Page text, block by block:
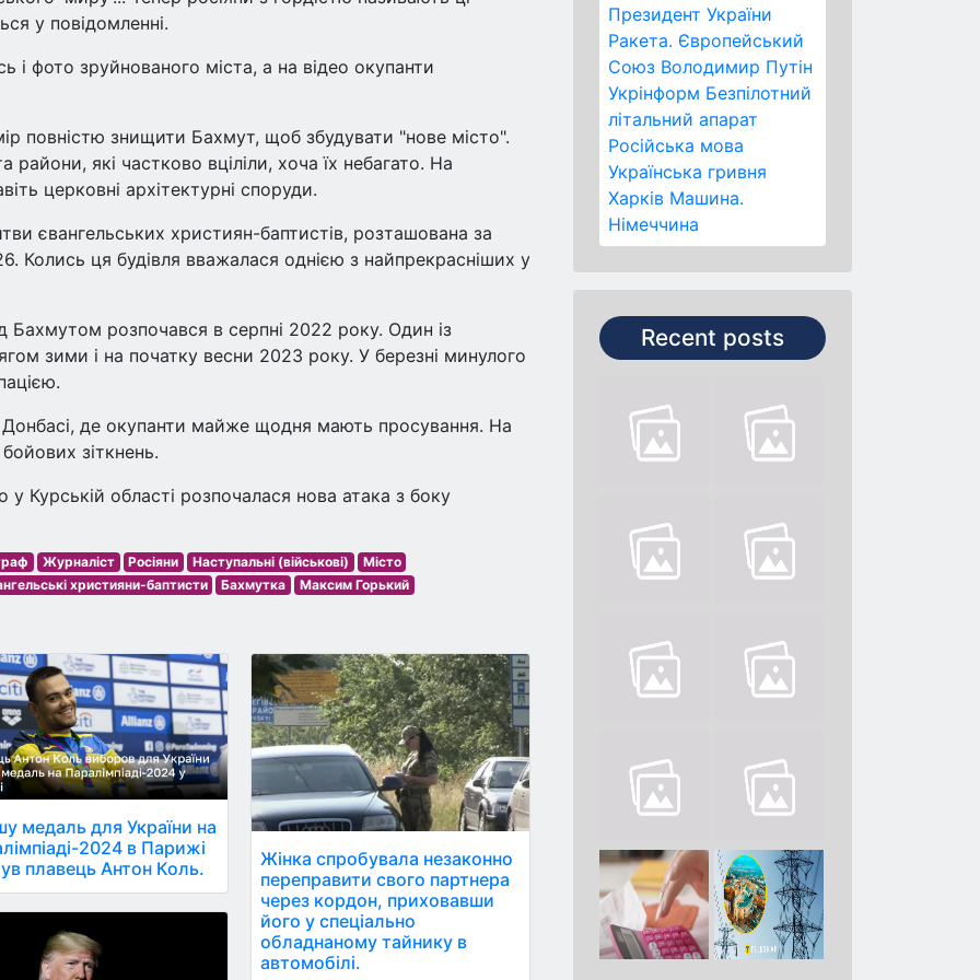
Президент України
Ракета. Європейський
Союз Володимир Путін
Укрінформ Безпілотний
літальний апарат
Російська мова
Українська гривня
Харків Машина.
Німеччина
Recent posts
у повідомленні.
фото зруйнованого міста, а на відео окупанти
повністю знищити Бахмут, щоб збудувати "нове місто".
райони, які частково вціліли, хоча їх небагато. На
церковні архітектурні споруди.
євангельських християн-баптистів, розташована за
Колись ця будівля вважалася однією з найпрекрасніших у
розпочався в серпні 2022 року. Один із
зими і на початку весни 2023 року. У березні минулого
Донбасі, де окупанти майже щодня мають просування. На
зіткнень.
Курській області розпочалася нова атака з боку
Журналіст Росіяни Наступальні (військові)
Місто
християни-баптисти
Бахмутка Максим Горький
медаль для України на
2024 в Парижі
плавець Антон Коль.
Жінка спробувала незаконно
переправити свого партнера
через кордон, приховавши
його у спеціально
обладнаному тайнику в
автомобілі.